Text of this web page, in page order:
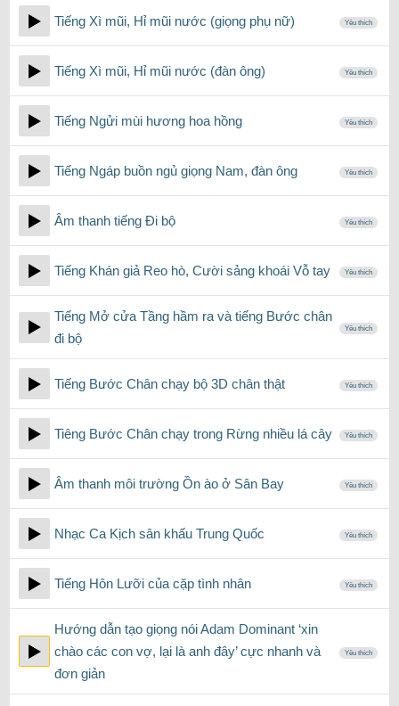
Tiếng Xì mũi, Hỉ mũi nước (giọng phụ nữ) Yêu thích
Tiếng Xì mũi, Hỉ mũi nước (đàn ông) Yêu thích
Tiếng Ngửi mùi hương hoa hồng Yêu thích
Tiếng Ngáp buồn ngủ giọng Nam, đàn ông Yêu thích
Âm thanh tiếng Đi bộ Yêu thích
Tiếng Khán giả Reo hò, Cười sảng khoái Vỗ tay Yêu thích
Tiếng Mở cửa Tầng hầm ra và tiếng Bước chân
đi bộ
Yêu thích
Tiếng Bước Chân chạy bộ 3D chân thật Yêu thích
Tiêng Bước Chân chạy trong Rừng nhiều lá cây Yêu thích
Âm thanh môi trường Ồn ào ở Sân Bay Yêu thích
Nhạc Ca Kịch sân khấu Trung Quốc Yêu thích
Tiếng Hôn Lưỡi của cặp tình nhân Yêu thích
Hướng dẫn tạo giọng nói Adam Dominant ‘xin
chào các con vợ, lại là anh đây’ cực nhanh và
đơn giản
Yêu thích